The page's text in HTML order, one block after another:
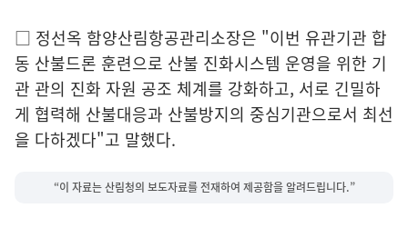
□ 정선옥 함양산림항공관리소장은 "이번 유관기관 합
동 산불드론 훈련으로 산불 진화시스템 운영을 위한 기
관 관의 진화 자원 공조 체계를 강화하고, 서로 긴밀하
게 협력해 산불대응과 산불방지의 중심기관으로서 최선
을 다하겠다"고 말했다.
“이 자료는 산림청의 보도자료를 전재하여 제공함을 알려드립니다.”